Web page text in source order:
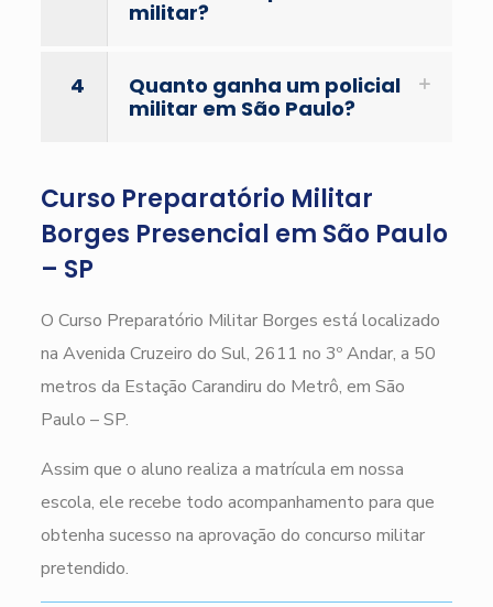
militar?
4
Quanto ganha um policial
militar em São Paulo?
Curso Preparatório Militar
Borges Presencial em São Paulo
– SP
O Curso Preparatório Militar Borges está localizado
na Avenida Cruzeiro do Sul, 2611 no 3º Andar, a 50
metros da Estação Carandiru do Metrô, em São
Paulo – SP.
Assim que o aluno realiza a matrícula em nossa
escola, ele recebe todo acompanhamento para que
obtenha sucesso na aprovação do concurso militar
pretendido.